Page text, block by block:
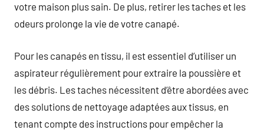
votre maison plus sain. De plus, retirer les taches et les
odeurs prolonge la vie de votre canapé.
Pour les canapés en tissu, il est essentiel d’utiliser un
aspirateur régulièrement pour extraire la poussière et
les débris. Les taches nécessitent d’être abordées avec
des solutions de nettoyage adaptées aux tissus, en
tenant compte des instructions pour empêcher la